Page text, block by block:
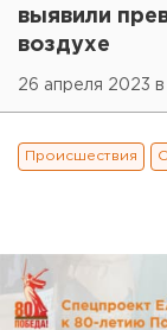
выявили
воздухе
26 апреля 2023 в
Происшествия